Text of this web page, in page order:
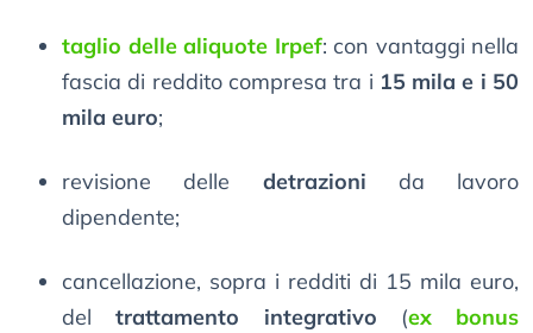
taglio delle aliquote Irpef: con vantaggi nella
fascia di reddito compresa tra i 15 mila e i 50
mila euro;
revisione delle detrazioni da lavoro
dipendente;
cancellazione, sopra i redditi di 15 mila euro,
deltrattamento integrativo (ex bonus